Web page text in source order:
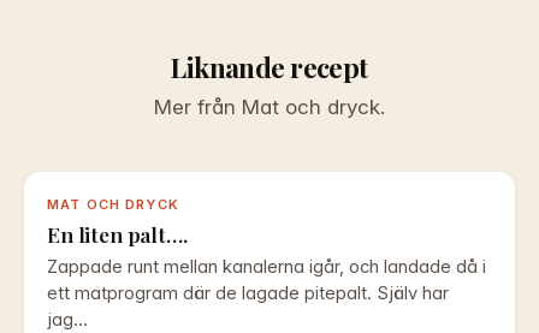
Liknande recept
Mer från Mat och dryck.
MAT OCH DRYCK
En liten palt….
Zappade runt mellan kanalerna igår, och landade då i
ett matprogram där de lagade pitepalt. Själv har
jag…